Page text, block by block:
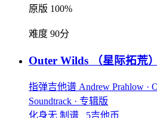
原版 100%
难度 90分
Outer Wilds （星际拓荒）
指弹吉他谱 Andrew Prahlow ·
Soundtrack · 专辑版
化身无 制谱 5吉他币